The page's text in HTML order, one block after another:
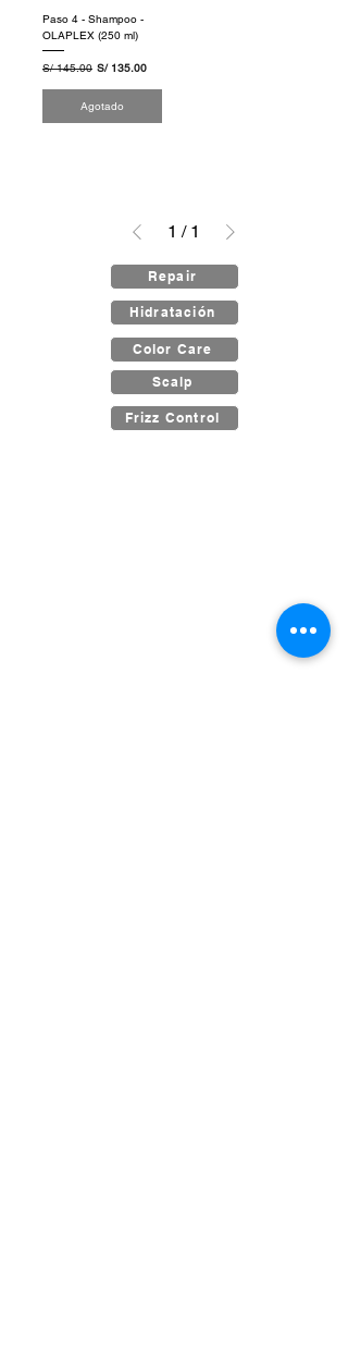
Paso 4 - Shampoo -
OLAPLEX (250 ml)
Precio
S/ 145.00 Precio de oferta
S/ 135.00
Agotado
1 / 1
Repair
Hidratación
Color Care
Scalp
Frizz Control